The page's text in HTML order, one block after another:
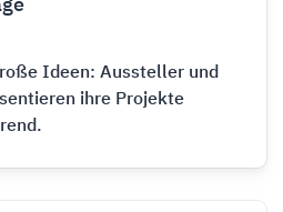
Ideen: Aussteller und
ihre Projekte